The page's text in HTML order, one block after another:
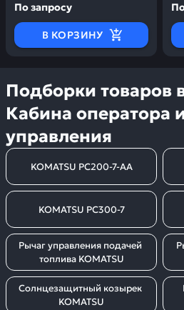
По запросу
В КОРЗИНУ
Подборки товаров
Кабина оператора
управления
KOMATSU PC200-7-AA
KOMATSU PC300-7
Рычаг управления подачей
топлива KOMATSU
Солнцезащитный козырек
KOMATSU